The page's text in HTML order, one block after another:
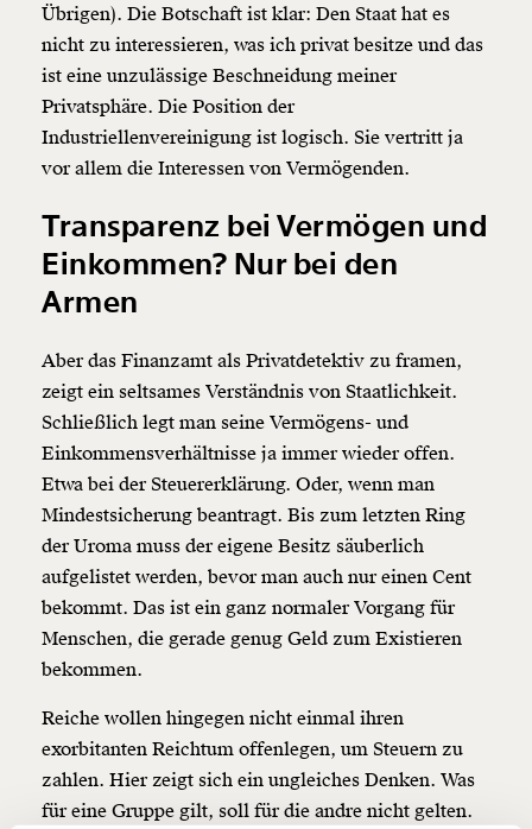
Veränderung
beginnt mit Dir!
WerdeFördermitgliedund wir können gemeinsam
unsere Wirtschaft so gestalten, dass sie für alle
funktioniert. Unsere Recherchen sind für alle frei im
Netz. Unabhängig und werbefrei. Und das wird auch
so bleiben. Kämpf’ mit uns für den Fortschritt und
Du überweist lieber direkt?
Hier unsere IBAN: AT34 4300 0498 0007 6017
Kontoinhaber: Momentum Institut - Verein für
sozialen Fortschritt
Übrigen). Die Botschaft ist klar: Den Staat hat es
nicht zu interessieren, was ich privat besitze und das
ist eine unzulässige Beschneidung meiner
Privatsphäre. Die Position der
Industriellenvereinigung ist logisch. Sie vertritt ja
vor allem die Interessen von Vermögenden.
Transparenz bei Vermögen und
Einkommen? Nur bei den
Armen
Aber das Finanzamt als Privatdetektiv zu framen,
zeigt ein seltsames Verständnis von Staatlichkeit.
Schließlich legt man seine Vermögens- und
Einkommensverhältnisse ja immer wieder offen.
Etwa bei der Steuererklärung. Oder, wenn man
Mindestsicherung beantragt. Bis zum letzten Ring
der Uroma muss der eigene Besitz säuberlich
aufgelistet werden, bevor man auch nur einen Cent
bekommt. Das ist ein ganz normaler Vorgang für
Menschen, die gerade genug Geld zum Existieren
bekommen.
Reiche wollen hingegen nicht einmal ihren
exorbitanten Reichtum offenlegen, um Steuern zu
zahlen. Hier zeigt sich ein ungleiches Denken. Was
für eine Gruppe gilt, soll für die andre nicht gelten.